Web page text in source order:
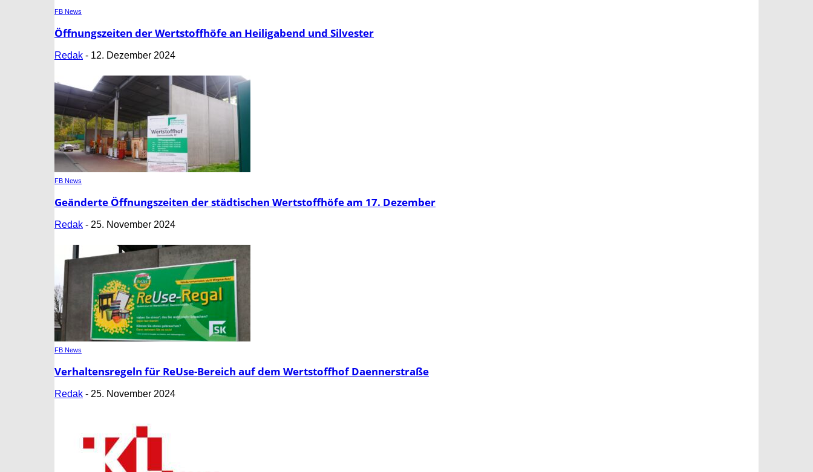
FB News
Öffnungszeiten der Wertstoffhöfe an Heiligabend und Silvester
Redak - 12. Dezember 2024
FB News
Geänderte Öffnungszeiten der städtischen Wertstoffhöfe am 17. Dezember
Redak - 25. November 2024
FB News
Verhaltensregeln für ReUse-Bereich auf dem Wertstoffhof Daennerstraße
Redak - 25. November 2024